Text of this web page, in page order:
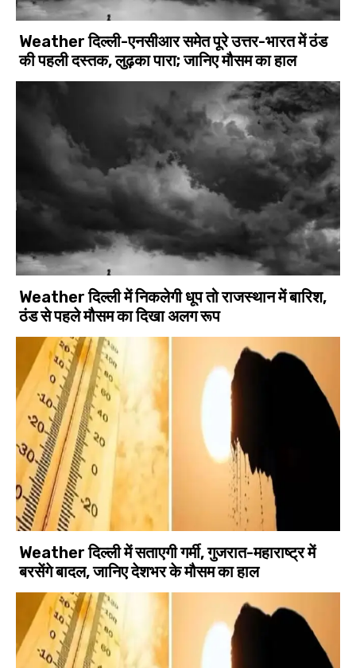
Weather दिल्ली-एनसीआर समेत पूरे उत्तर-भारत में ठंड
की पहली दस्तक, लुढ़का पारा; जानिए मौसम का हाल
Weather दिल्ली में निकलेगी धूप तो राजस्थान में बारिश,
ठंड से पहले मौसम का दिखा अलग रूप
Weather दिल्ली में सताएगी गर्मी, गुजरात-महाराष्ट्र में
बरसेंगे बादल, जानिए देशभर के मौसम का हाल